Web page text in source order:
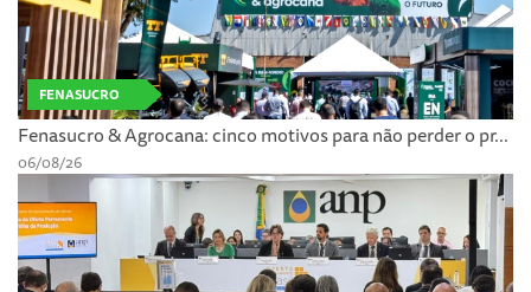
FENASUCRO
Fenasucro & Agrocana: cinco motivos para não perder o pr...
06/08/26